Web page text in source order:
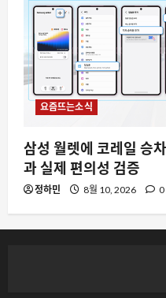
요즘뜨는소식
삼성 월렛에 코레일 승
과 실제 편의성 검증
정하민 8월 10, 2026 0